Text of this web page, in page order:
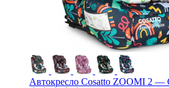
Автокресло Cosatto ZOOMI 2 —